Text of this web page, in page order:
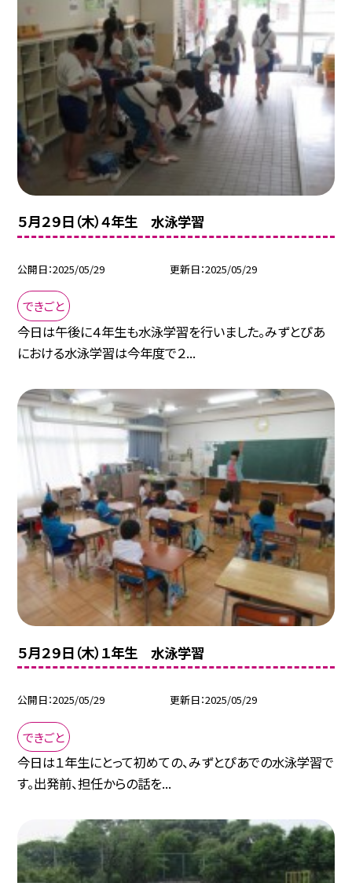
５月２９日（木）４年生 水泳学習
公開日 2025/05/29 更新日 2025/05/29
できごと
今日は午後に４年生も水泳学習を行いました。みずとぴあ
における水泳学習は今年度で２...
５月２９日（木）１年生 水泳学習
公開日 2025/05/29 更新日 2025/05/29
できごと
今日は１年生にとって初めての、みずとぴあでの水泳学習で
す。出発前、担任からの話を...